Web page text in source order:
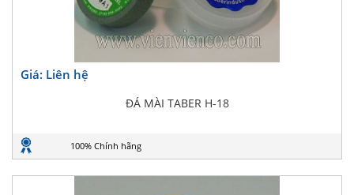
Giá: Liên hệ
ĐÁ MÀI TABER H-18
100% Chính hãng